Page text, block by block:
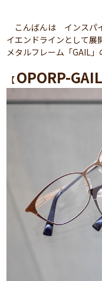
こんばんは インスパ
イエンドラインとして展
メタルフレーム「GAIL」
【 OPORP-GAIL